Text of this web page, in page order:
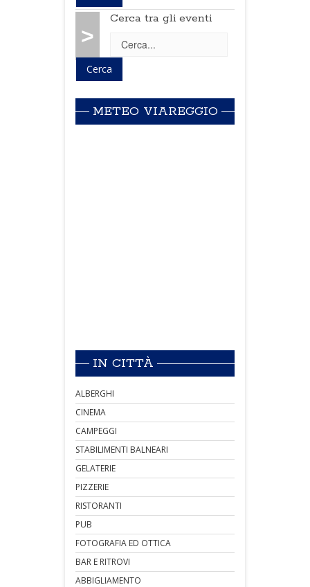
>
Cerca tra gli eventi
METEO VIAREGGIO
IN CITTÀ
ALBERGHI
CINEMA
CAMPEGGI
STABILIMENTI BALNEARI
GELATERIE
PIZZERIE
RISTORANTI
PUB
FOTOGRAFIA ED OTTICA
BAR E RITROVI
ABBIGLIAMENTO